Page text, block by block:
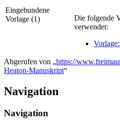
Eingebundene
Vorlage (1)
Die folgende
verwendet:
Abgerufen von „https://
Heaton-Manuskript“
Navigation
Navigation